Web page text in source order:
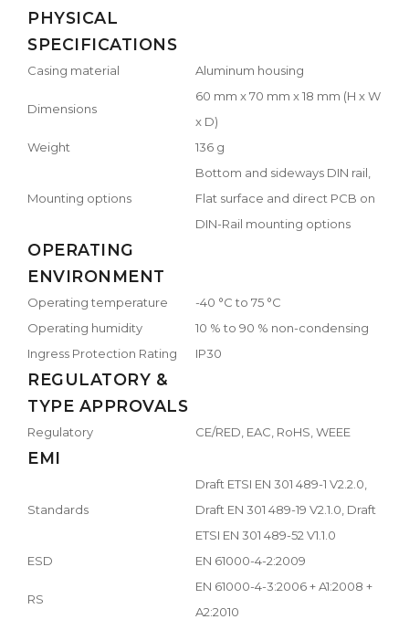
PHYSICAL
SPECIFICATIONS
Casing material Aluminum housing
Dimensions
60 mm x 70 mm x 18 mm (H x W
x D)
Weight
136 g
Mounting options
Bottom and sideways DIN rail,
Flat surface and direct PCB on
DIN-Rail mounting options
OPERATING
ENVIRONMENT
Operating temperature
-40 °C to 75 °C
Operating humidity
10 % to 90 % non-condensing
Ingress Protection Rating
IP30
REGULATORY &
TYPE APPROVALS
Regulatory CE/RED, EAC, RoHS, WEEE
EMI
Standards
Draft ETSI EN 301 489-1 V2.2.0,
Draft EN 301 489-19 V2.1.0, Draft
ETSI EN 301 489-52 V1.1.0
ESD
EN 61000-4-2:2009
RS
EN 61000-4-3:2006 + A1:2008 +
A2:2010